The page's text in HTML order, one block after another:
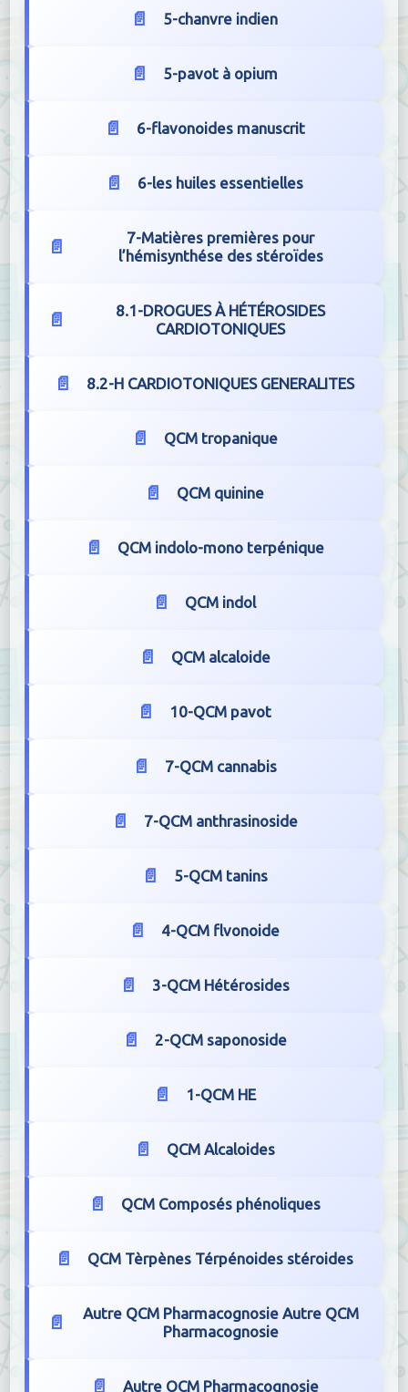
5-chanvre indien
5-pavot à opium
6-flavonoides manuscrit
6-les huiles essentielles
7-Matières premières pour
l’hémisynthése des stéroïdes
8.1-DROGUES À HÉTÉROSIDES
CARDIOTONIQUES
8.2-H CARDIOTONIQUES GENERALITES
QCM tropanique
QCM quinine
QCM indolo-mono terpénique
QCM indol
QCM alcaloide
10-QCM pavot
7-QCM cannabis
7-QCM anthrasinoside
5-QCM tanins
4-QCM flvonoide
3-QCM Hétérosides
2-QCM saponoside
1-QCM HE
QCM Alcaloides
QCM Composés phénoliques
QCM Tèrpènes Térpénoides stéroides
Autre QCM Pharmacognosie Autre QCM
Pharmacognosie
Autre QCM Pharmacognosie